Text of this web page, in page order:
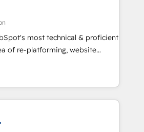
executed over a
Our approach,
integrates analysis,
and qualification. Leveraging
tactics, we focus on
and converting leads.
most technical & proficient
of re-platforming, website
We specialize in multi-hub
mid-market & enterprise
winning
Technical Expertise Impact